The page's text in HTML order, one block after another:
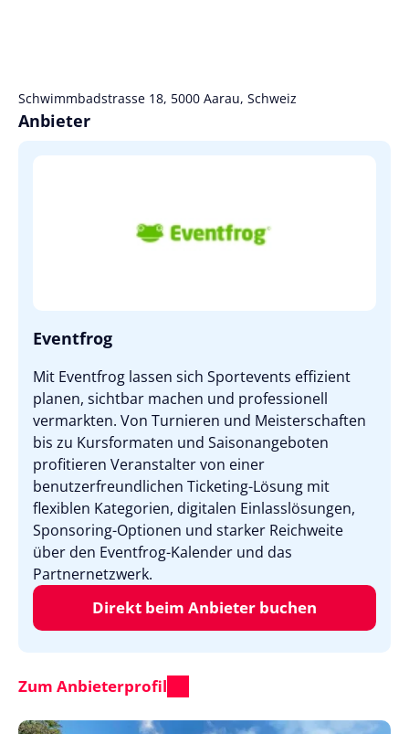
Schwimmbadstrasse 18, 5000 Aarau, Schweiz
Anbieter
Eventfrog
Mit Eventfrog lassen sich Sportevents effizient
planen, sichtbar machen und professionell
vermarkten. Von Turnieren und Meisterschaften
bis zu Kursformaten und Saisonangeboten
profitieren Veranstalter von einer
benutzerfreundlichen Ticketing-Lösung mit
flexiblen Kategorien, digitalen Einlasslösungen,
Sponsoring-Optionen und starker Reichweite
über den Eventfrog-Kalender und das
Partnernetzwerk.
Direkt beim Anbieter buchen
Zum Anbieterprofil